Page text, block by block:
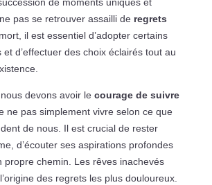
pas se retrouver assailli de regrets
il est essentiel d’adopter certains
d’effectuer des choix éclairés tout au
devons avoir le courage de suivre
ne pas simplement vivre selon ce que
de nous. Il est crucial de rester
d’écouter ses aspirations profondes
propre chemin. Les rêves inachevés
des regrets les plus douloureux.